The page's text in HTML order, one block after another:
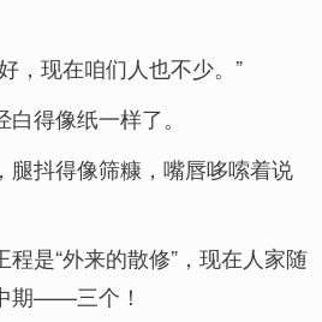
，现在咱们人也不少。”
得像纸一样了。
腿抖得像筛糠，嘴唇哆嗦着说
是“外来的散修”，现在人家随
期——三个！